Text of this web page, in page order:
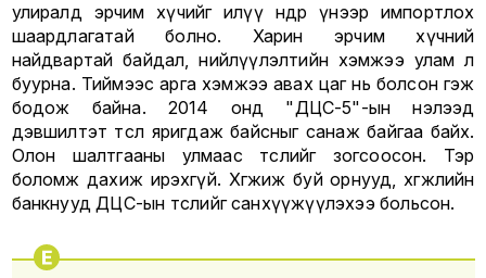
улиралд эрчим хүчийг илүү өндөр үнээр импортлох
шаардлагатай болно. Харин эрчим хүчний
найдвартай байдал, нийлүүлэлтийн хэмжээ улам л
буурна. Тиймээс арга хэмжээ авах цаг нь болсон гэж
бодож байна. 2014 онд "ДЦС-5"-ын нэлээд
дэвшилтэт төсөл яригдаж байсныг санаж байгаа байх.
Олон шалтгааны улмаас төслийг зогсоосон. Тэр
боломж дахиж ирэхгүй. Хөгжиж буй орнууд, хөгжлийн
банкнууд ДЦС-ын төслийг санхүүжүүлэхээ больсон.